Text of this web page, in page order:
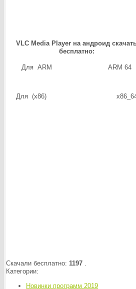
VLC Media Player на андроид
бесплатно:
Для ARM ARM 64
Для (x86)
Скачали бесплатно: 1197 .
Категории:
Новинки программ 2019